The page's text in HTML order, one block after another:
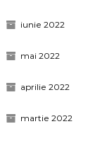
iunie 2022
mai 2022
aprilie 2022
martie 2022